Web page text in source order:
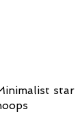
Vista rápida
star